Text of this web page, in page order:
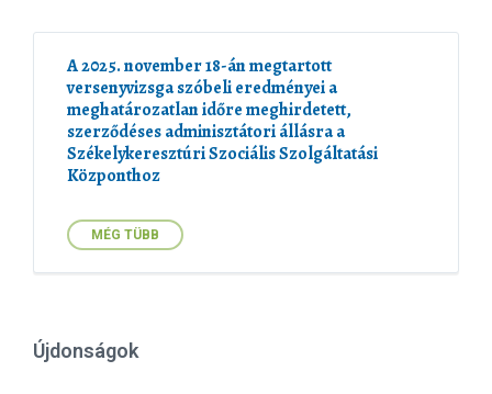
o
n
:
A 2025. november 18-án megtartott
versenyvizsga szóbeli eredményei a
meghatározatlan időre meghirdetett,
szerződéses adminisztátori állásra a
Székelykeresztúri Szociális Szolgáltatási
Központhoz
MÉG TÜBB
Újdonságok